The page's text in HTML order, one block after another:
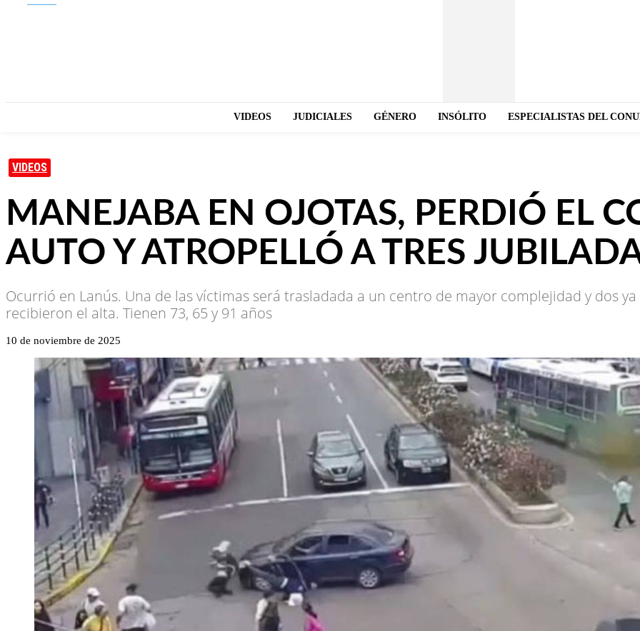
VIDEOS JUDICIALES GÉNERO INSÓLITO ESPECIALISTAS DEL
VIDEOS
MANEJABA EN OJOTAS, PERDIÓ EL
AUTO Y ATROPELLÓ A TRES
Ocurrió en Lanús. Una de las víctimas será trasladada a un centro de mayor complejidad y dos ya
recibieron el alta. Tienen 73, 65 y 91 años
10 de noviembre de 2025